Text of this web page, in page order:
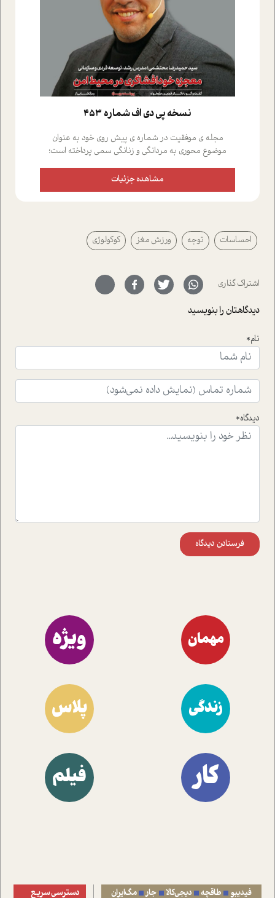
نسخه پي دي اف شماره 453
مجله ی موفقیت در شماره ی پیش روی خود به عنوان
موضوع محوری به مردانگی و زنانگی سمی پرداخته است؛
علیخواه، جامعه شناس در بخش های مختلف تلاش کرده ایم
از دریچه های گوناگون به این موضوع مهم بپردازیم.فصل
پیرامون آن آشنا می کند.در بخش دو فنجان داغ به سراغ افرادی
رفته ایم که موفقیت را در عمل به اثبات رسانده اند؛ سید
حمیدرضا محتشمی که بیست و پنجمین سال فعالیت حرفه
سر نهاده است و نیز کرامت عزیز زاده؛ سفیر صلح و دوستی که
با رکاب زدن در بیش از هفتاد کشور و کاشتن درخت، به نماد
حمایت از محیط زیست و منابع طبیعی تبدیل گشته
است.فصل روایت اجنبی ها در این شماره به دو موضوع
ای که به زندگی شگفت انگیز جین گودال و تاثیرات کاوش های
ایشان در حوزه ی شامپانزه ها بر زندگی امروزی ما نگاهی
افکنده است.فصل اتاق 333 شما را پای صحبت یک تجربه ی
واقعی در ارتباط با اختلال شخصیت اسکزوئید و مشکلات و نیز
راهکارهای حل آن قرار می دهد که در اتاق درمان اتفاق افتاده
موثرترین راهکارهای استفاده از هوش مصنوعی در حوزه های
مشاهده جزئیات
احساسات توجه ورزش مغز کوکولوژی
اشتراک گذاری
دیدگاهتان را بنویسید
نام*
دیدگاه*
فرستادن دیدگاه
مهمان ویژه
زندگی پلاس
کار فیلم
فیدیبو طاقچه دیجی‌کالا جار مگ‌ایران دسترسی سریع